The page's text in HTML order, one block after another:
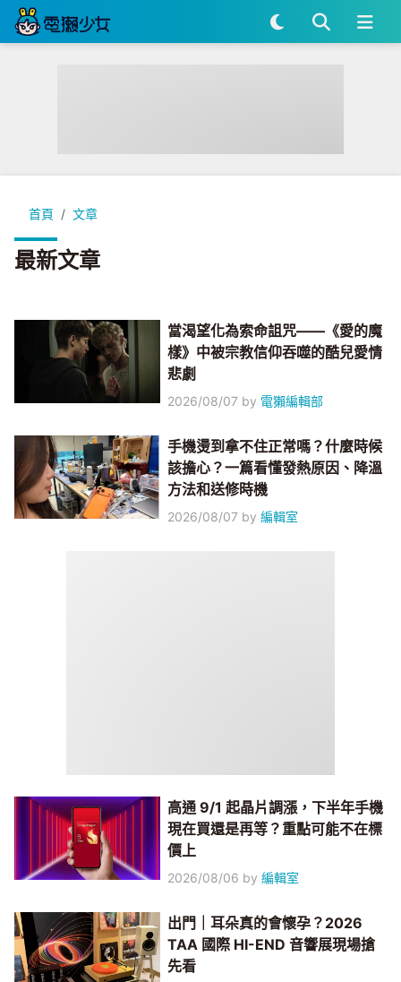
首頁 文章
最新文章
當渴望化為索命詛咒——《愛的魔
樣》中被宗教信仰吞噬的酷兒愛情
悲劇
2026/08/07 by 電獺編輯部
手機燙到拿不住正常嗎？什麼時候
該擔心？一篇看懂發熱原因、降溫
方法和送修時機
2026/08/07 by編輯室
高通 9/1 起晶片調漲，下半年手機
現在買還是再等？重點可能不在標
價上
2026/08/06 by編輯室
出門｜耳朵真的會懷孕？2026
TAA 國際 HI-END 音響展現場搶
先看